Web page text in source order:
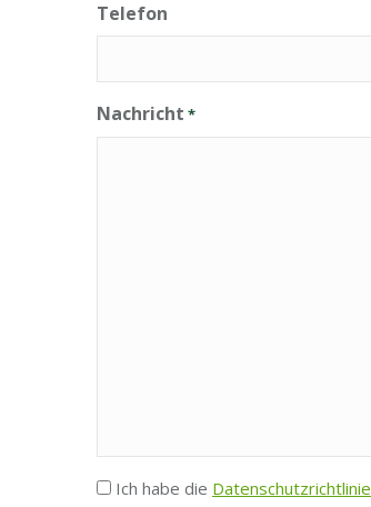
Telefon
Nachricht *
Privatsphäre
Ich habe die Datenschutzrichtlinie